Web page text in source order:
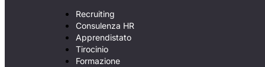
Recruiting
Consulenza HR
Apprendistato
Tirocinio
Formazione